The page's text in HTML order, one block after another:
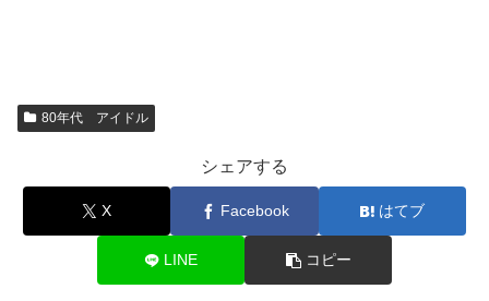
80年代 アイドル
シェアする
X Facebook はてブ
LINE コピー